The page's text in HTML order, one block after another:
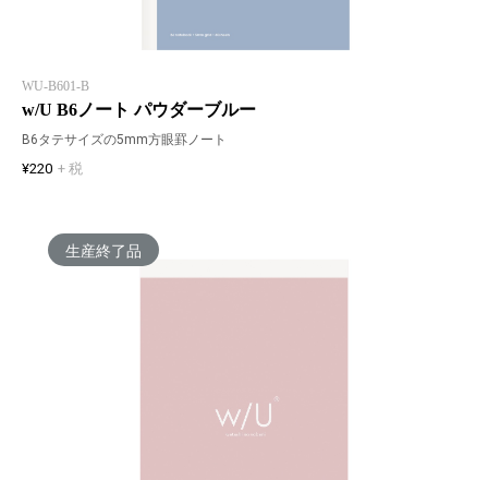
WU-B601-B
w/U B6ノート パウダーブルー
B6タテサイズの5mm方眼罫ノート
¥220 + 税
生産終了品